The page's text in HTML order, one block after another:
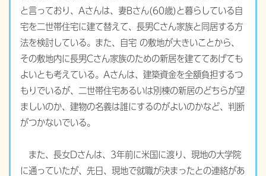
と言っており、Aさんは、妻Bさん(60歳)と暮らしている自
宅を二世帯住宅に建て替えて、長男Cさん家族と同居する方
法を検討している。また、自宅 の敷地が大きいことから、
その敷地内に長男Cさん家族のための新居を建ててあげても
よいとも考えている。Aさんは、建築資金を全額負担するつ
もりでいるが、二世帯住宅あるいは別棟の新居のどちらが望
ましいのか、建物の名義は誰にするのがよいのかなど、判断
がつかないでいる。
また、長女Dさんは、3年前に米国に渡り、現地の大学院
に通っていたが、先日、現地で就職が決まったとの連絡があ